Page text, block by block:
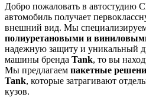
Добро пожаловать в автостудию
автомобиль получает
внешний вид. Мы
полиуретановыми и
надежную защиту и уникальный
машины бренда Tank, то вы
Мы предлагаем пакетные
Tank, которые затрагивают
кузов.